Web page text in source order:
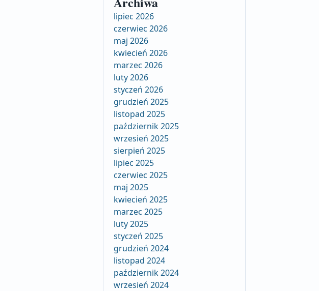
lipiec 2026
czerwiec 2026
maj 2026
kwiecień 2026
marzec 2026
luty 2026
styczeń 2026
grudzień 2025
listopad 2025
październik 2025
wrzesień 2025
sierpień 2025
lipiec 2025
czerwiec 2025
maj 2025
kwiecień 2025
marzec 2025
luty 2025
styczeń 2025
grudzień 2024
listopad 2024
październik 2024
wrzesień 2024